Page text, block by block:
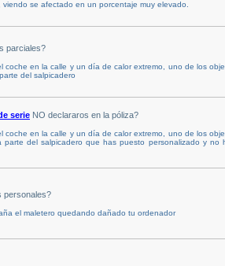
se afectado en un porcentaje muy elevado.
parciales?
coche en la calle y un día de calor extremo, uno de los
del salpicadero
serie NO declararos en la póliza?
coche en la calle y un día de calor extremo, uno de los
del salpicadero que has puesto personalizado y no
personales?
el maletero quedando dañado tu ordenador